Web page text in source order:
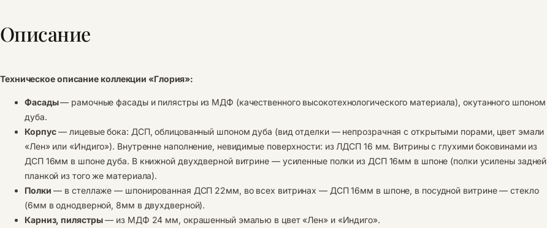
Описание
Техническое описание коллекции «Глория»:
Фасады— рамочные фасады и пилястры из МДФ (качественного высокотехнологического материала), окутанного шпоном
дуба.
Корпус— лицевые бока: ДСП, облицованный шпоном дуба (вид отделки — непрозрачная с открытыми порами, цвет эмали
«Лен» или «Индиго»). Внутренне наполнение, невидимые поверхности: из ЛДСП 16 мм. Витрины с глухими боковинами из
ДСП 16мм в шпоне дуба. В книжной двухдверной витрине — усиленные полки из ДСП 16мм в шпоне (полки усилены задней
планкой из того же материала).
Полки — в стеллаже — шпонированная ДСП 22мм, во всех витринах — ДСП 16мм в шпоне, в посудной витрине — стекло
(6мм в однодверной, 8мм в двухдверной).
Карниз, пилястры— из МДФ 24 мм, окрашенный эмалью в цвет «Лен» и «Индиго».